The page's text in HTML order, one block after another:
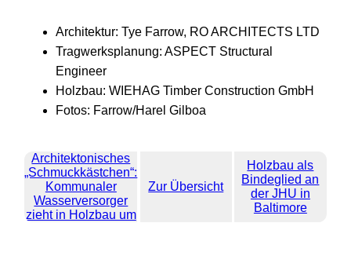
Architektur: Tye Farrow, RO ARCHITECTS LTD
Tragwerksplanung: ASPECT Structural
Engineer
Holzbau: WIEHAG Timber Construction GmbH
Fotos: Farrow/Harel Gilboa
Architektonisches
„Schmuckkästchen“:
Kommunaler
Wasserversorger
zieht in Holzbau um
Zur Übersicht
Holzbau als
Bindeglied an
der JHU in
Baltimore